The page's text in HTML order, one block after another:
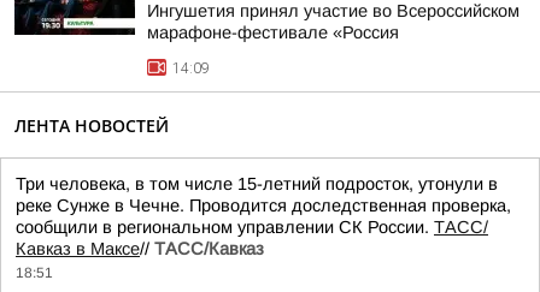
Ингушетия принял участие во Всероссийском
марафоне-фестивале «Россия
14:09
ЛЕНТА НОВОСТЕЙ
Три человека, в том числе 15-летний подросток, утонули в
реке Сунже в Чечне. Проводится доследственная проверка,
сообщили в региональном управлении СК России. ТАСС/
Кавказ в Максе// ТАСС/Кавказ
18:51